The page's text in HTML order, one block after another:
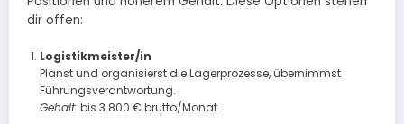
dir offen:
Logistikmeister/in
Planst und organisierst die Lagerprozesse, übernimmst
Führungsverantwortung.
Gehalt: bis 3.800 € brutto/Monat